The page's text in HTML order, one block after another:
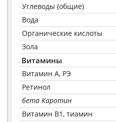
Углеводы (общие)
Вода
Органические кислоты
Зола
Витамины
Витамин А, РЭ
Ретинол
бета Каротин
Витамин В1, тиамин